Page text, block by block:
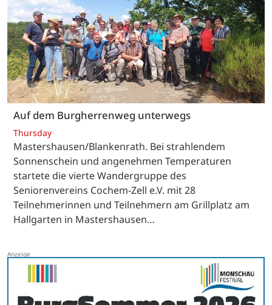
Auf dem Burgherrenweg unterwegs
Thursday
Mastershausen/Blankenrath. Bei strahlendem
Sonnenschein und angenehmen Temperaturen
startete die vierte Wandergruppe des
Seniorenvereins Cochem-Zell e.V. mit 28
Teilnehmerinnen und Teilnehmern am Grillplatz am
Hallgarten in Mastershausen…